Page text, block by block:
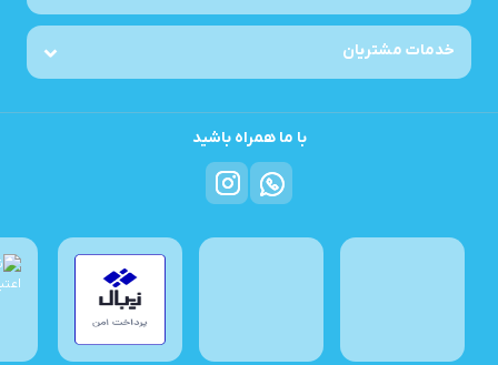
خدمات مشتریان
با ما همراه باشید